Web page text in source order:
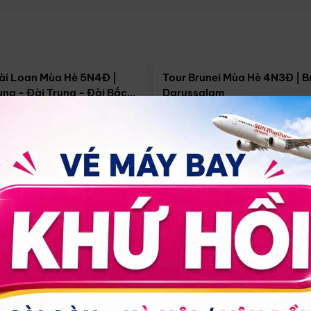
Loan Mùa Hè 5N4Đ |
- Đài Trung - Đài Bắc
18/09
Tour Brunei Mùa Hè 4N3Đ |
Darussalam
Hồ Chí Minh 4N3Đ
30/08 17/09 24/09
14.499.000đ Xem chi